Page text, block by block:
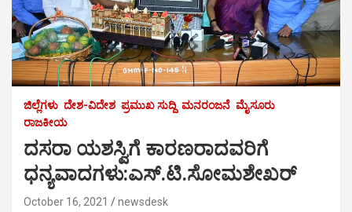
ಜಿಲ್ಲೆಗಳು ದೇಶ-ವಿದೇಶ ಪ್ರಮುಖ ಸುದ್ದಿ ಮನರಂಜನೆ ಮೈಸೂರು
ರಾಜಕೀಯ
ದಸರಾ ಯಶಸ್ವಿಗೆ ಕಾರಣರಾದವರಿಗೆ
ಧನ್ಯವಾದಗಳು:ಎಸ್.ಟಿ.ಸೋಮಶೇಖರ್
October 16, 2021 newsdesk